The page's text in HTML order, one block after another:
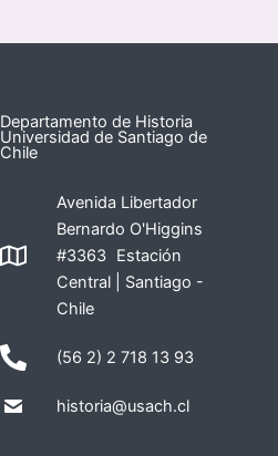
Departamento de Historia
Universidad de Santiago de
Chile
Avenida Libertador
Bernardo O'Higgins
#3363 Estación
Central | Santiago -
Chile
(56 2) 2 718 13 93
historia@usach.cl